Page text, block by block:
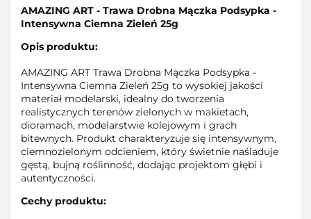
AMAZING ART - Trawa Drobna Mączka Podsypka -
Intensywna Ciemna Zieleń 25g
Opis produktu:
AMAZING ART Trawa Drobna Mączka Podsypka -
Intensywna Ciemna Zieleń 25g to wysokiej jakości
materiał modelarski, idealny do tworzenia
realistycznych terenów zielonych w makietach,
dioramach, modelarstwie kolejowym i grach
bitewnych. Produkt charakteryzuje się intensywnym,
ciemnozielonym odcieniem, który świetnie naśladuje
gęstą, bujną roślinność, dodając projektom głębi i
autentyczności.
Cechy produktu: